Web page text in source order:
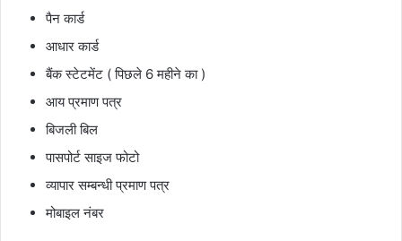
पैन कार्ड
आधार कार्ड
बैंक स्टेटमेंट ( पिछले 6 महीने का )
आय प्रमाण पत्र
बिजली बिल
पासपोर्ट साइज फोटो
व्यापार सम्बन्धी प्रमाण पत्र
मोबाइल नंबर